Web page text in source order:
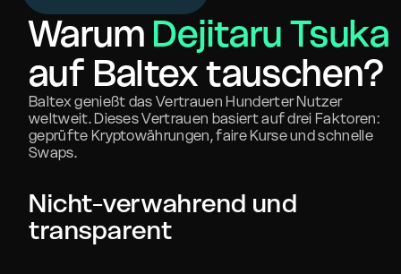
Warum Dejitaru Tsuka
auf Baltex tauschen?
Baltex genießt das Vertrauen Hunderter Nutzer
weltweit. Dieses Vertrauen basiert auf drei Faktoren:
geprüfte Kryptowährungen, faire Kurse und schnelle
Swaps.
Nicht-verwahrend und
transparent